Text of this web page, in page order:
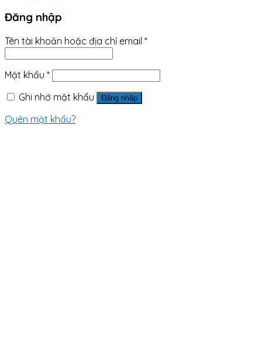
Đăng nhập
Tên tài khoản hoặc địa chỉ email *
Mật khẩu *
Ghi nhớ mật khẩu
Đăng nhập
Quên mật khẩu?